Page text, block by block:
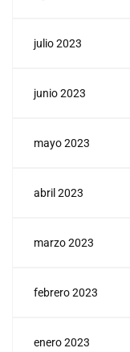
julio 2023
junio 2023
mayo 2023
abril 2023
marzo 2023
febrero 2023
enero 2023